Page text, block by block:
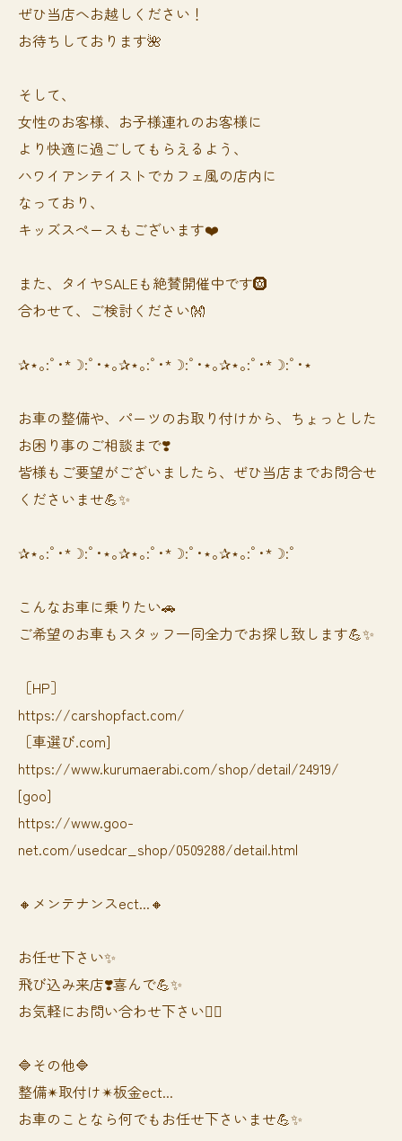
ぜひ当店へお越しください！
お待ちしております🌺
そして、
女性のお客様、お子様連れのお客様に
より快適に過ごしてもらえるよう、
ハワイアンテイストでカフェ風の店内に
なっており、
キッズスペースもございます❤️
また、タイヤSALEも絶賛開催中です🛞
合わせて、ご検討ください👐
✰⋆｡:ﾟ･*☽:ﾟ･⋆｡✰⋆｡:ﾟ･*☽:ﾟ･⋆｡✰⋆｡:ﾟ･*☽:ﾟ･⋆
お車の整備や、パーツのお取り付けから、ちょっとした
お困り事のご相談まで❣️
皆様もご要望がございましたら、ぜひ当店までお問合せ
くださいませ💪✨
✰⋆｡:ﾟ･*☽:ﾟ･⋆｡✰⋆｡:ﾟ･*☽:ﾟ･⋆｡✰⋆｡:ﾟ･*☽:ﾟ
⁡⁡⁡こんなお車に乗りたい🚗
ご希望のお車もスタッフ一同全力でお探し致します💪✨
［HP］
https://carshopfact.com/
［車選び.com]
https://www.kurumaerabi.com/shop/detail/24919/
[goo]
https://www.goo-
net.com/usedcar_shop/0509288/detail.html
🔸メンテナンスect...🔸
お任せ下さい✨
飛び込み来店❣️喜んで💪✨
お気軽にお問い合わせ下さい🙆‍♀️
🔷その他🔷
整備✴︎取付け✴︎板金ect...
お車のことなら何でもお任せ下さいませ💪✨